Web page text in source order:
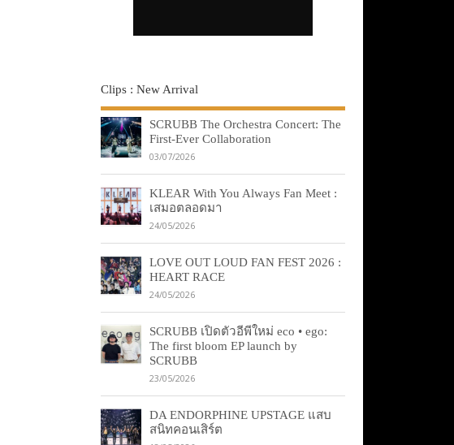
Clips : New Arrival
SCRUBB The Orchestra Concert: The
First-Ever Collaboration
03/07/2026
KLEAR With You Always Fan Meet :
เสมอตลอดมา
24/05/2026
LOVE OUT LOUD FAN FEST 2026 :
HEART RACE
24/05/2026
SCRUBB เปิดตัวอีพีใหม่ eco • ego:
The first bloom EP launch by
SCRUBB
23/05/2026
DA ENDORPHINE UPSTAGE แสบ
สนิทคอนเสิร์ต